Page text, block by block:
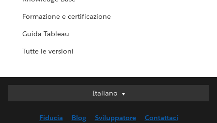
Formazione e certificazione
Guida Tableau
Tutte le versioni
Italiano
Italiano
English (UK)
Fiducia Blog Sviluppatore Contattaci